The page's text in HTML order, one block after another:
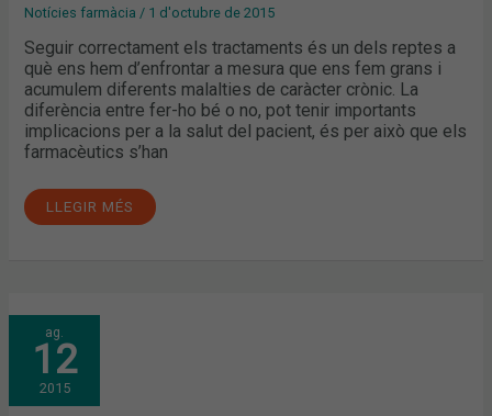
Notícies farmàcia / 1 d'octubre de 2015
Seguir correctament els tractaments és un dels reptes a
què ens hem d’enfrontar a mesura que ens fem grans i
acumulem diferents malalties de caràcter crònic. La
diferència entre fer-ho bé o no, pot tenir importants
implicacions per a la salut del pacient, és per això que els
farmacèutics s’han
LLEGIR MÉS
ag.
12
2015
CONSELL
HOMEOPÀTIC
PER
LA
GENT
GRAN